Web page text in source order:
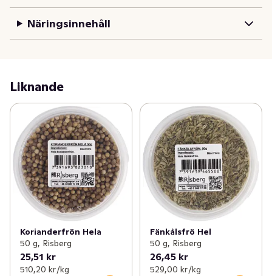
Näringsinnehåll
Liknande
Korianderfrön Hela
50 g, Risberg
25,51 kr
510,20 kr /kg
Fänkålsfrö Hel
50 g, Risberg
26,45 kr
529,00 kr /kg